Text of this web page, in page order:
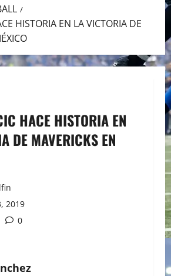
HISTORIA EN LA VICTORIA DE
HACE HISTORIA EN
DE MAVERICKS EN
2019
0